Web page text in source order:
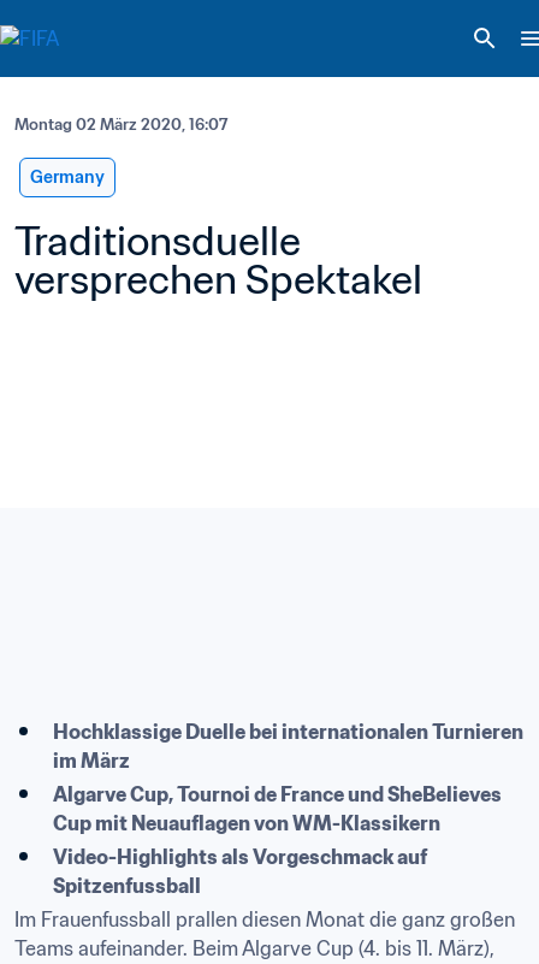
Montag 02 März 2020, 16:07
Germany
Traditionsduelle
versprechen Spektakel
Hochklassige Duelle bei internationalen Turnieren
im März
Algarve Cup, Tournoi de France und SheBelieves
Cup mit Neuauflagen von WM-Klassikern
Video-Highlights als Vorgeschmack auf
Spitzenfussball
Im Frauenfussball prallen diesen Monat die ganz großen
Teams aufeinander. Beim Algarve Cup (4. bis 11. März),